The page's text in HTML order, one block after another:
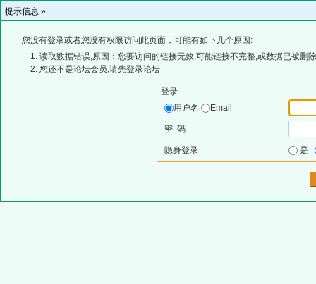
提示信息 »
您没有登录或者您没有权限访问此页面，可能有如下几个原因:
读取数据错误,原因：您要访问的链接无效,可能链接不完整,或数据已被删
您还不是论坛会员,请先登录论坛
登录
用户名
Email
密 码
隐身登录 是